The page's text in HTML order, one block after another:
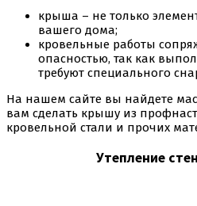
крыша – не только
вашего дома;
кровельные работы
опасностью, так как
требуют специального
На нашем сайте вы найдете
вам сделать крышу из
кровельной стали и прочих
Утепление